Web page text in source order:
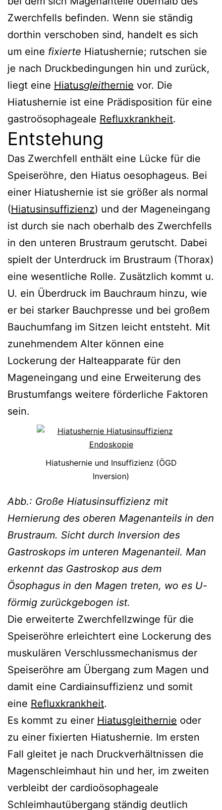
Therapie
Verweise
Zwerchfells befinden. Wenn sie ständig
dorthin verschoben sind, handelt es sich
um eine fixierte Hiatushernie; rutschen sie
je nach Druckbedingungen hin und zurück,
liegt eine Hiatusgleithernie vor. Die
Hiatushernie ist eine Prädisposition für eine
gastroösophageale Refluxkrankheit.
Entstehung
Das Zwerchfell enthält eine Lücke für die
Speiseröhre, den Hiatus oesophageus. Bei
einer Hiatushernie ist sie größer als normal
(Hiatusinsuffizienz) und der Mageneingang
ist durch sie nach oberhalb des Zwerchfells
in den unteren Brustraum gerutscht. Dabei
spielt der Unterdruck im Brustraum (Thorax)
eine wesentliche Rolle. Zusätzlich kommt u.
U. ein Überdruck im Bauchraum hinzu, wie
er bei starker Bauchpresse und bei großem
Bauchumfang im Sitzen leicht entsteht. Mit
zunehmendem Alter können eine
Lockerung der Halteapparate für den
Mageneingang und eine Erweiterung des
Brustumfangs weitere förderliche Faktoren
sein.
Hiatushernie und Insuffizienz (ÖGD
Inversion)
Abb.: Große Hiatusinsuffizienz mit
Hernierung des oberen Magenanteils in den
Brustraum. Sicht durch Inversion des
Gastroskops im unteren Magenanteil. Man
erkennt das Gastroskop aus dem
Ösophagus in den Magen treten, wo es U-
förmig zurückgebogen ist.
Die erweiterte Zwerchfellzwinge für die
Speiseröhre erleichtert eine Lockerung des
muskulären Verschlussmechanismus der
Speiseröhre am Übergang zum Magen und
damit eine Cardiainsuffizienz und somit
eine Refluxkrankheit.
Es kommt zu einer Hiatusgleithernie oder
zu einer fixierten Hiatushernie. Im ersten
Fall gleitet je nach Druckverhältnissen die
Magenschleimhaut hin und her, im zweiten
verbleibt der cardioösophageale
Schleimhautübergang ständig deutlich